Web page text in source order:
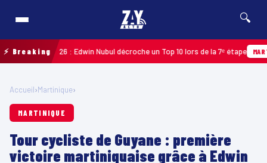
🔍
⚡ Breaking2026 : Edwin Nubul décroche un Top 10 lors de la 7ᵉ étape
Accueil›Martinique›
MARTINIQUE
Tour cycliste de Guyane : première
victoire martiniquaise grâce à Edwin